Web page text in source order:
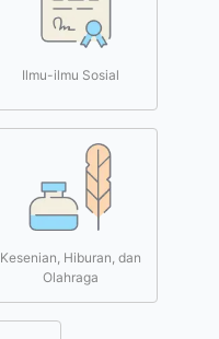
Ilmu-ilmu Sosial
Kesenian, Hiburan, dan
Olahraga